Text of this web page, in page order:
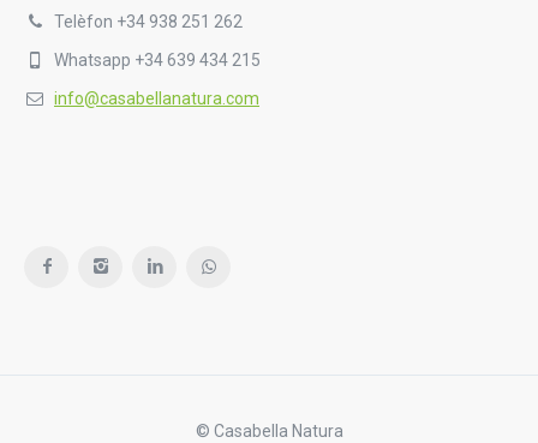
Telèfon +34 938 251 262
Whatsapp +34 639 434 215
info@casabellanatura.com
© Casabella Natura